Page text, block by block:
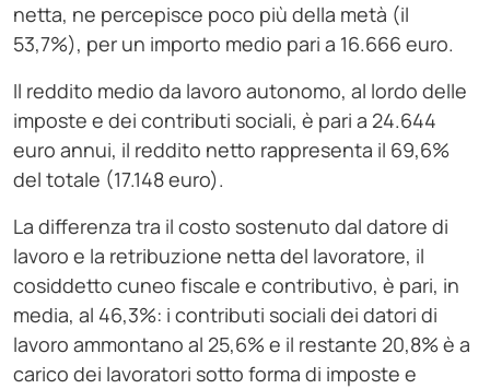
netta, ne percepisce poco più della metà (il
53,7%), per un importo medio pari a 16.666 euro.
Il reddito medio da lavoro autonomo, al lordo delle
imposte e dei contributi sociali, è pari a 24.644
euro annui, il reddito netto rappresenta il 69,6%
del totale (17.148 euro).
La differenza tra il costo sostenuto dal datore di
lavoro e la retribuzione netta del lavoratore, il
cosiddetto cuneo fiscale e contributivo, è pari, in
media, al 46,3%: i contributi sociali dei datori di
lavoro ammontano al 25,6% e il restante 20,8% è a
carico dei lavoratori sotto forma di imposte e